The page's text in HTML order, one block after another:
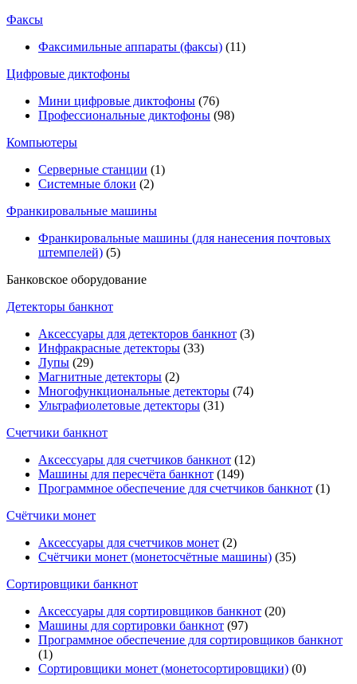
Факсы
Факсимильные аппараты (факсы) (11)
Цифровые диктофоны
Мини цифровые диктофоны (76)
Профессиональные диктофоны (98)
Компьютеры
Серверные станции (1)
Системные блоки (2)
Франкировальные машины
Франкировальные машины (для нанесения почтовых
штемпелей) (5)
Банковское оборудование
Детекторы банкнот
Аксессуары для детекторов банкнот (3)
Инфракрасные детекторы (33)
Лупы (29)
Магнитные детекторы (2)
Многофункциональные детекторы (74)
Ультрафиолетовые детекторы (31)
Счетчики банкнот
Аксессуары для счетчиков банкнот (12)
Машины для пересчёта банкнот (149)
Программное обеспечение для счетчиков банкнот (1)
Счётчики монет
Аксессуары для счетчиков монет (2)
Счётчики монет (монетосчётные машины) (35)
Cортировщики банкнот
Аксессуары для сортировщиков банкнот (20)
Машины для сортировки банкнот (97)
Программное обеспечение для сортировщиков банкнот
(1)
Сортировщики монет (монетосортировщики) (0)